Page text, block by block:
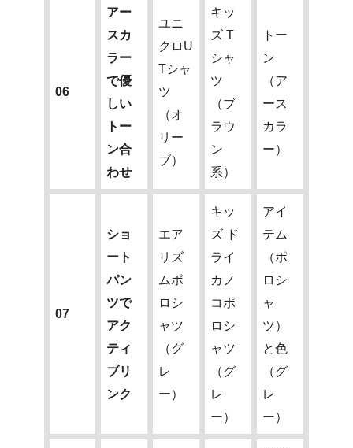
06
アー
スカ
ラー
で優
しい
トー
ン合
わせ
ユニ
クロU
Tシャ
ツ
（オ
リー
ブ）
キッ
ズ T
シャ
ツ
（ブ
ラウ
ン
系）
トー
ン
（ア
ース
カラ
ー）
07
ショ
ート
パン
ツで
アク
ティ
ブリ
ンク
エア
リズ
ムポ
ロシ
ャツ
（グ
レ
ー）
キッ
ズ ド
ライ
カノ
コポ
ロシ
ャツ
（グ
レ
ー）
アイ
テム
（ポ
ロシ
ャ
ツ）
と色
（グ
レ
ー）